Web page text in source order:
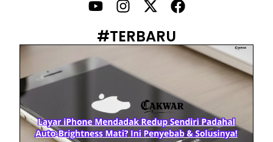
Prabowo Sebut ‘Londo Ireng’, Ray Rangkuti Desak DPR Bersikap, Ini Ulasan Politiknya
MAKI Soroti Penahanan Eks Jampidsus Febrie Adriansyah Tanpa Rompi Pink
Babak Baru Kasus Febrie Adriansyah, Rencana Praperadilan Penyitaan Emas dan Uang Tunai Jadi Sorotan
#TERBARU